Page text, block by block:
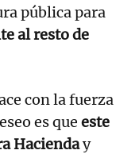
pública para
al resto de
con la fuerza
es que este
Hacienday